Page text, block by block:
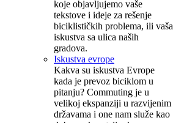
koje objavljujemo vaše
tekstove i ideje za rešenje
biciklističkih problema, ili vaša
iskustva sa ulica naših
gradova.
Iskustva evrope
Kakva su iskustva Evrope
kada je prevoz biciklom u
pitanju? Commuting je u
velikoj ekspanziji u razvijenim
državama i one nam služe kao